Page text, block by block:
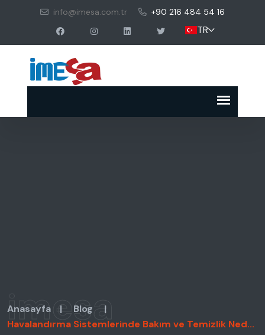
info@imesa.com.tr +90 216 484 54 16
TR
imesa
Anasayfa | Blog
|
Havalandırma Sistemlerinde Bakım ve Temizlik Ned...